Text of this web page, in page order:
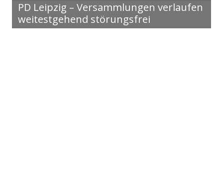
PD Leipzig – Versammlungen verlaufen
weitestgehend störungsfrei